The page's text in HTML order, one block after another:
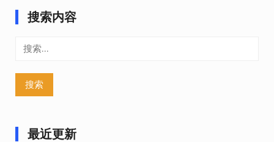
搜索内容
最近更新